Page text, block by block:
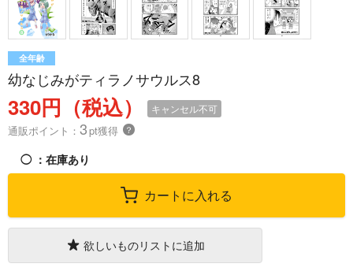
全年齢
幼なじみがティラノサウルス8
330円（税込） キャンセル不可
通販ポイント： 3pt獲得 ？
◯ ：在庫あり
カートに入れる
欲しいものリストに追加